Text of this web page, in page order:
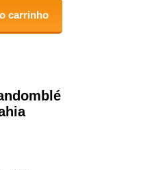
carrinho